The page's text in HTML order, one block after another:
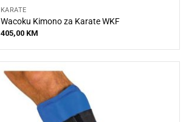
KARATE
Wacoku Kimono za Karate WKF
405,00 KM